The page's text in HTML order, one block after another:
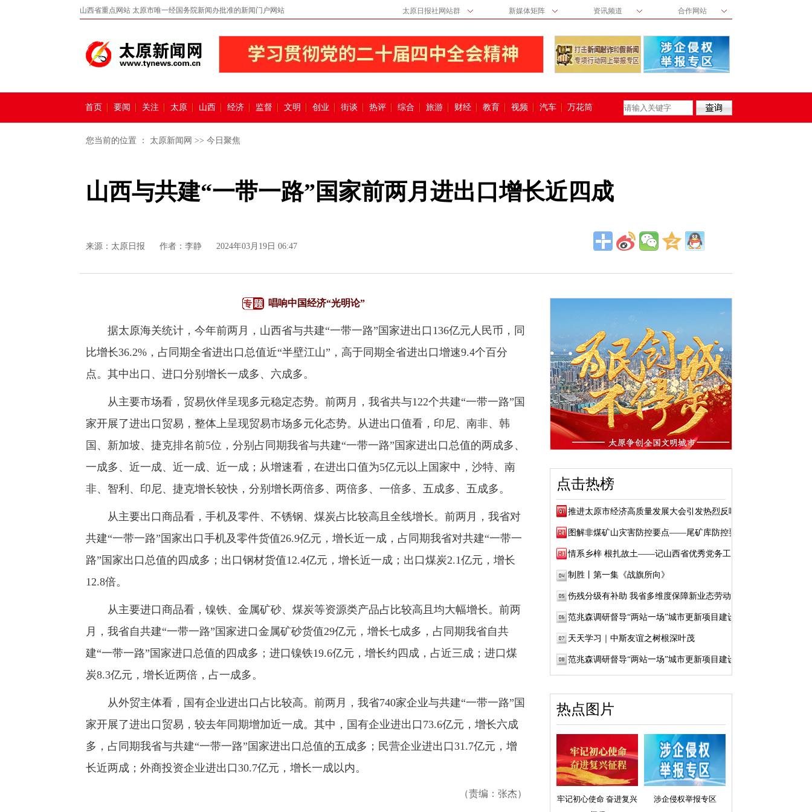
山西省重点网站 太原市唯一经国务院新闻办批准的新闻门户网站 太原日报社网站群 新媒体矩阵 资讯频道 合作网站
首页 要闻 关注 太原 山西 经济 监督 文明 创业 街谈 热评 综合 旅游 财经 教育 视频 汽车 万花筒
您当前的位置 ： 太原新闻网 >> 今日聚焦
山西与共建“一带一路”国家前两月进出口增长近四成
来源： 太原日报 作者：李静 2024年03月19日 06:47
唱响中国经济“光明论”
据太原海关统计，今年前两月，山西省与共建“一带一路”国家进出口136亿元人民币，同
比增长36.2%，占同期全省进出口总值近“半壁江山”，高于同期全省进出口增速9.4个百分
点。其中出口、进口分别增长一成多、六成多。
从主要市场看，贸易伙伴呈现多元稳定态势。前两月，我省共与122个共建“一带一路”国
家开展了进出口贸易，整体上呈现贸易市场多元化态势。从进出口值看，印尼、南非、韩
国、新加坡、捷克排名前5位，分别占同期我省与共建“一带一路”国家进出口总值的两成多、
一成多、近一成、近一成、近一成；从增速看，在进出口值为5亿元以上国家中，沙特、南
非、智利、印尼、捷克增长较快，分别增长两倍多、两倍多、一倍多、五成多、五成多。
从主要出口商品看，手机及零件、不锈钢、煤炭占比较高且全线增长。前两月，我省对
共建“一带一路”国家出口手机及零件货值26.9亿元，增长近一成，占同期我省对共建“一带一
路”国家出口总值的四成多；出口钢材货值12.4亿元，增长近一成；出口煤炭2.1亿元，增长
12.8倍。
从主要进口商品看，镍铁、金属矿砂、煤炭等资源类产品占比较高且均大幅增长。前两
月，我省自共建“一带一路”国家进口金属矿砂货值29亿元，增长七成多，占同期我省自共
建“一带一路”国家进口总值的四成多；进口镍铁19.6亿元，增长约四成，占近三成；进口煤
炭8.3亿元，增长近两倍，占一成多。
从外贸主体看，国有企业进出口占比较高。前两月，我省740家企业与共建“一带一路”国
家开展了进出口贸易，较去年同期增加近一成。其中，国有企业进出口73.6亿元，增长六成
多，占同期我省与共建“一带一路”国家进出口总值的五成多；民营企业进出口31.7亿元，增
长近两成；外商投资企业进出口30.7亿元，增长一成以内。
（责编：张杰）
点击热榜
推进太原市经济高质量发展大会引发热烈反响
图解非煤矿山灾害防控要点——尾矿库防控要点
情系乡梓 根扎故土——记山西省优秀党务工作...
制胜丨第一集《战旗所向》
伤残分级有补助 我省多维度保障新业态劳动者...
范兆森调研督导“两站一场”城市更新项目建设
天天学习｜中斯友谊之树根深叶茂
范兆森调研督导“两站一场”城市更新项目建设
热点图片
牢记初心使命 奋进复兴
涉企侵权举报专区